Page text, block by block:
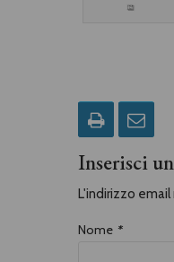
Inserisci
L'indirizzo
Nome *